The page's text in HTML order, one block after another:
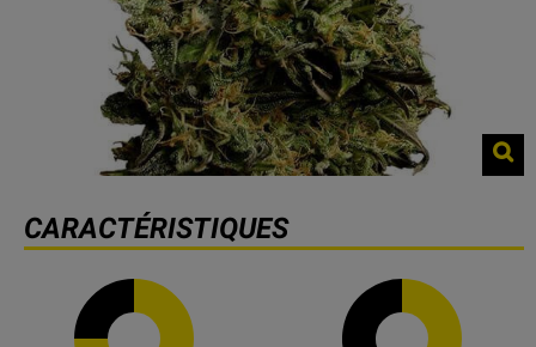
CARACTÉRISTIQUES